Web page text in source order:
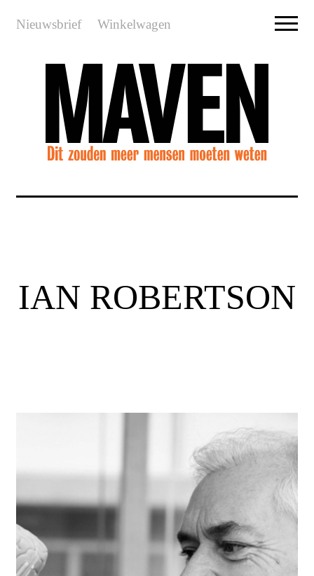
Nieuwsbrief Winkelwagen
IAN ROBERTSON